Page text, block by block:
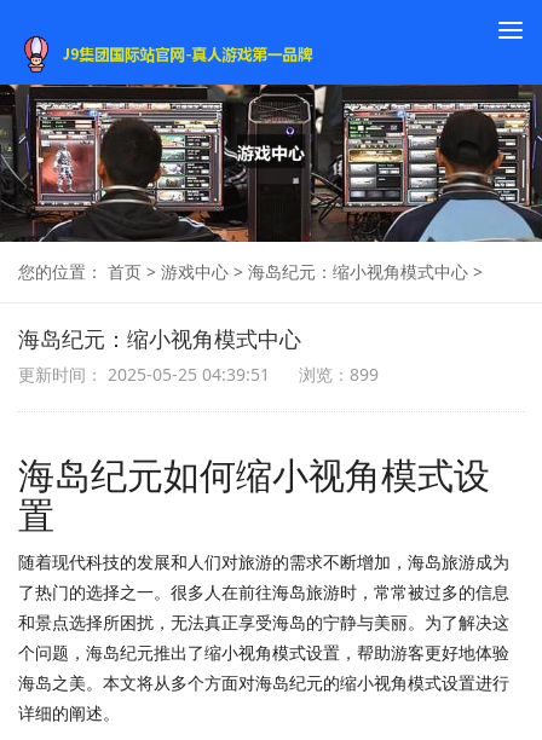
您的位置： 首页 > 游戏中心 > 海岛纪元：缩小视角模式中心 >
海岛纪元：缩小视角模式中心
更新时间： 2025-05-25 04:39:51 浏览：899
海岛纪元如何缩小视角模式设
置
随着现代科技的发展和人们对旅游的需求不断增加，海岛旅游成为
了热门的选择之一。很多人在前往海岛旅游时，常常被过多的信息
和景点选择所困扰，无法真正享受海岛的宁静与美丽。为了解决这
个问题，海岛纪元推出了缩小视角模式设置，帮助游客更好地体验
海岛之美。本文将从多个方面对海岛纪元的缩小视角模式设置进行
详细的阐述。